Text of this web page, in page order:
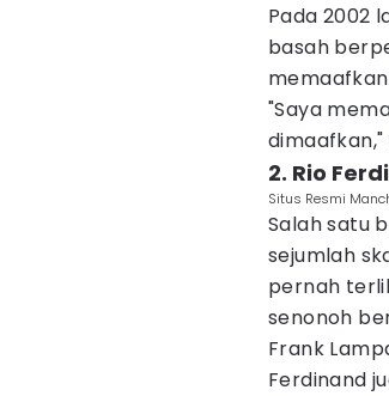
Pada 2002
basah
"Saya
dimaafkan,"
2. Rio
Situs Resmi
Salah satu
sejumlah
pernah
senonoh
Frank
Ferdinand